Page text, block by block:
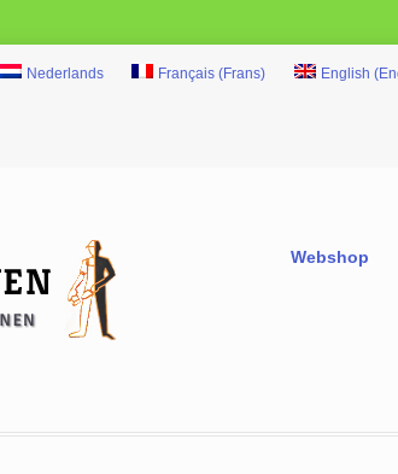
Nederlands Français (Frans) English (
Webshop